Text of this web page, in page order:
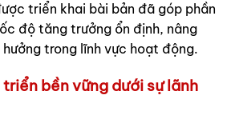
triển khai bài bản đã góp phần
độ tăng trưởng ổn định, nâng
trong lĩnh vực hoạt động.
bền vững dưới sự lãnh